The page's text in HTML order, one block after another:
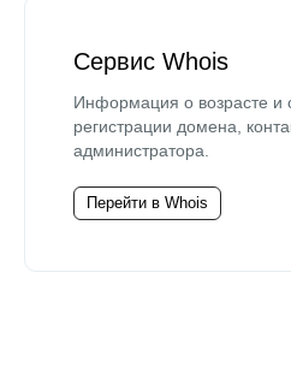
Сервис Whois
Информация о возрасте и
регистрации домена,
администратора.
Перейти в Whois